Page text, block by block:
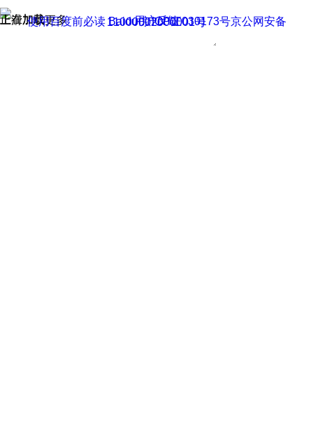
正在加载
上滑加载更多 用户反馈
使用百度前必读 Baidu 京ICP证030173号
京公网安备11000002000001号